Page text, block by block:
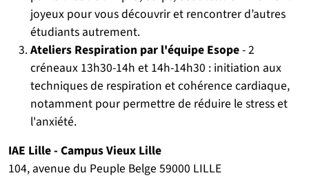
joyeux pour vous découvrir et rencontrer d’autres
étudiants autrement.
Ateliers Respiration par l'équipe Esope- 2
créneaux 13h30-14h et 14h-14h30 : initiation aux
techniques de respiration et cohérence cardiaque,
notamment pour permettre de réduire le stress et
l'anxiété.
IAE Lille - Campus Vieux Lille
104, avenue du Peuple Belge 59000 LILLE